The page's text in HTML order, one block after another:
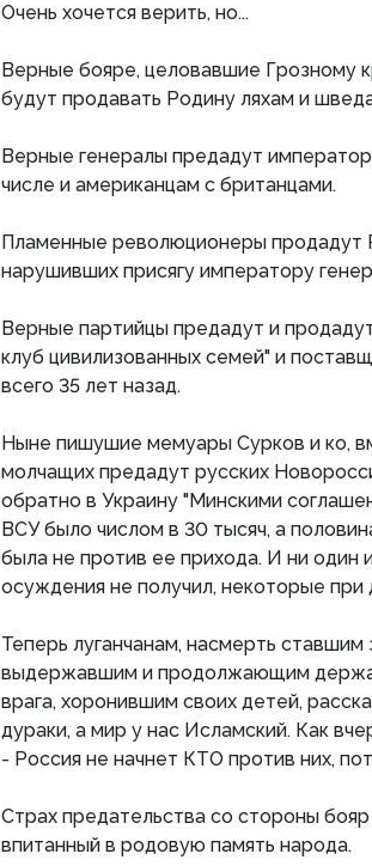
Очень хочется верить, но...
Верные бояре, целовавшие Грозному
будут продавать Родину ляхам и
Верные генералы предадут
числе и американцам с британцами.
Пламенные революционеры продадут
нарушивших присягу императору
Верные партийцы предадут и
клуб цивилизованных семей" и
всего 35 лет назад.
Ныне пишушие мемуары Сурков и ко,
молчащих предадут русских
обратно в Украину "Минскими
ВСУ было числом в 30 тысяч, а
была не против ее прихода. И ни один
осуждения не получил, некоторые при
Теперь луганчанам, насмерть ставшим
выдержавшим и продолжающим
врага, хоронившим своих детей,
дураки, а мир у нас Исламский. Как
- Россия не начнет КТО против них,
Страх предательства со стороны
впитанный в родовую память народа.